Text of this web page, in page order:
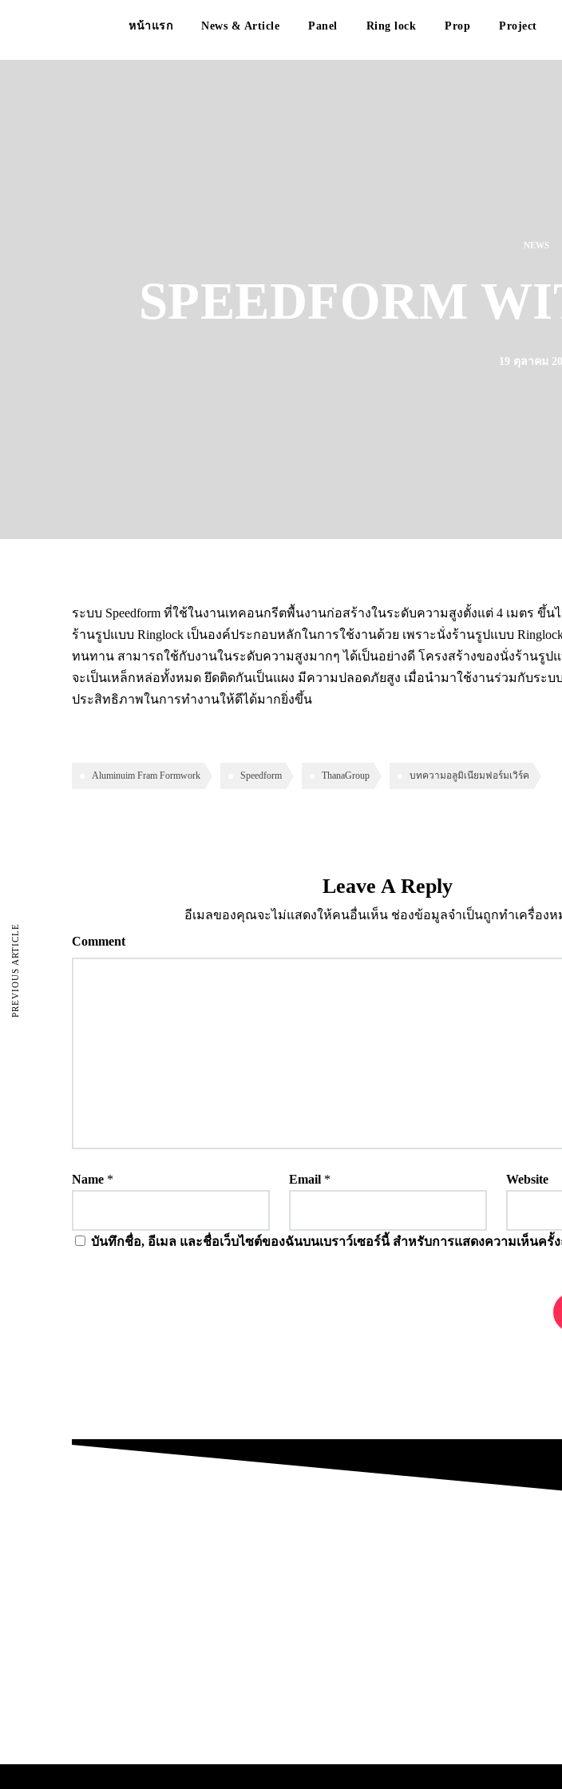
หน้าแรก News & Article Panel Ring lock Prop Project
NEWS
SPEEDFORM
19 ตุลาคม
ระบบ Speedform ที่ใช้ในงานเทคอนกรีตพื้นงานก่อสร้างในระดับความสูงตั้งแต่ 4 เมตร ขึ้น
ร้านรูปแบบ Ringlock เป็นองค์ประกอบหลักในการใช้งานด้วย เพราะนั่งร้านรูปแบบ
ทนทาน สามารถใช้กับงานในระดับความสูงมากๆ ได้เป็นอย่างดี โครงสร้างของนั่งร้านรูป
จะเป็นเหล็กหล่อทั้งหมด ยึดติดกันเป็นแผง มีความปลอดภัยสูง เมื่อนำมาใช้งานร่วมกับระบบ
ประสิทธิภาพในการทำงานให้ดีได้มากยิ่งขึ้น
Aluminuim Fram Formwork Speedform ThanaGroup บทความอลูมิเนียมฟอร์มเวิร์ค
Leave A Reply
อีเมลของคุณจะไม่แสดงให้คนอื่นเห็น ช่องข้อมูลจำเป็นถูกทำเครื่องห
Comment
Name * Email * Website
บันทึกชื่อ, อีเมล และชื่อเว็บไซต์ของฉันบนเบราว์เซอร์นี้ สำหรับการแสดงความเห็นครั้ง
PREVIOUS ARTICLE